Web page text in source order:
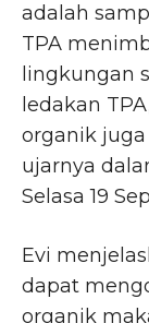
adalah
TPA
lingkungan
ledakan
organik
ujarnya
Selasa 19
Evi
dapat
organik